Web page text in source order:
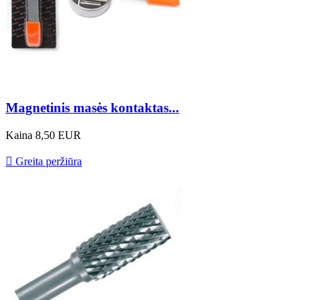
Magnetinis masės kontaktas...
Kaina 8,50 EUR
 Greita peržiūra